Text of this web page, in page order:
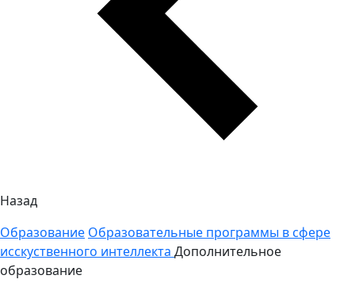
Назад
Образование Образовательные программы в сфере
исскуственного интеллекта Дополнительное
образование